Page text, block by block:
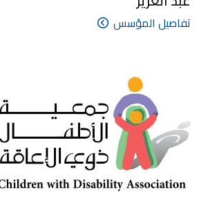
تفاصيل المؤسس